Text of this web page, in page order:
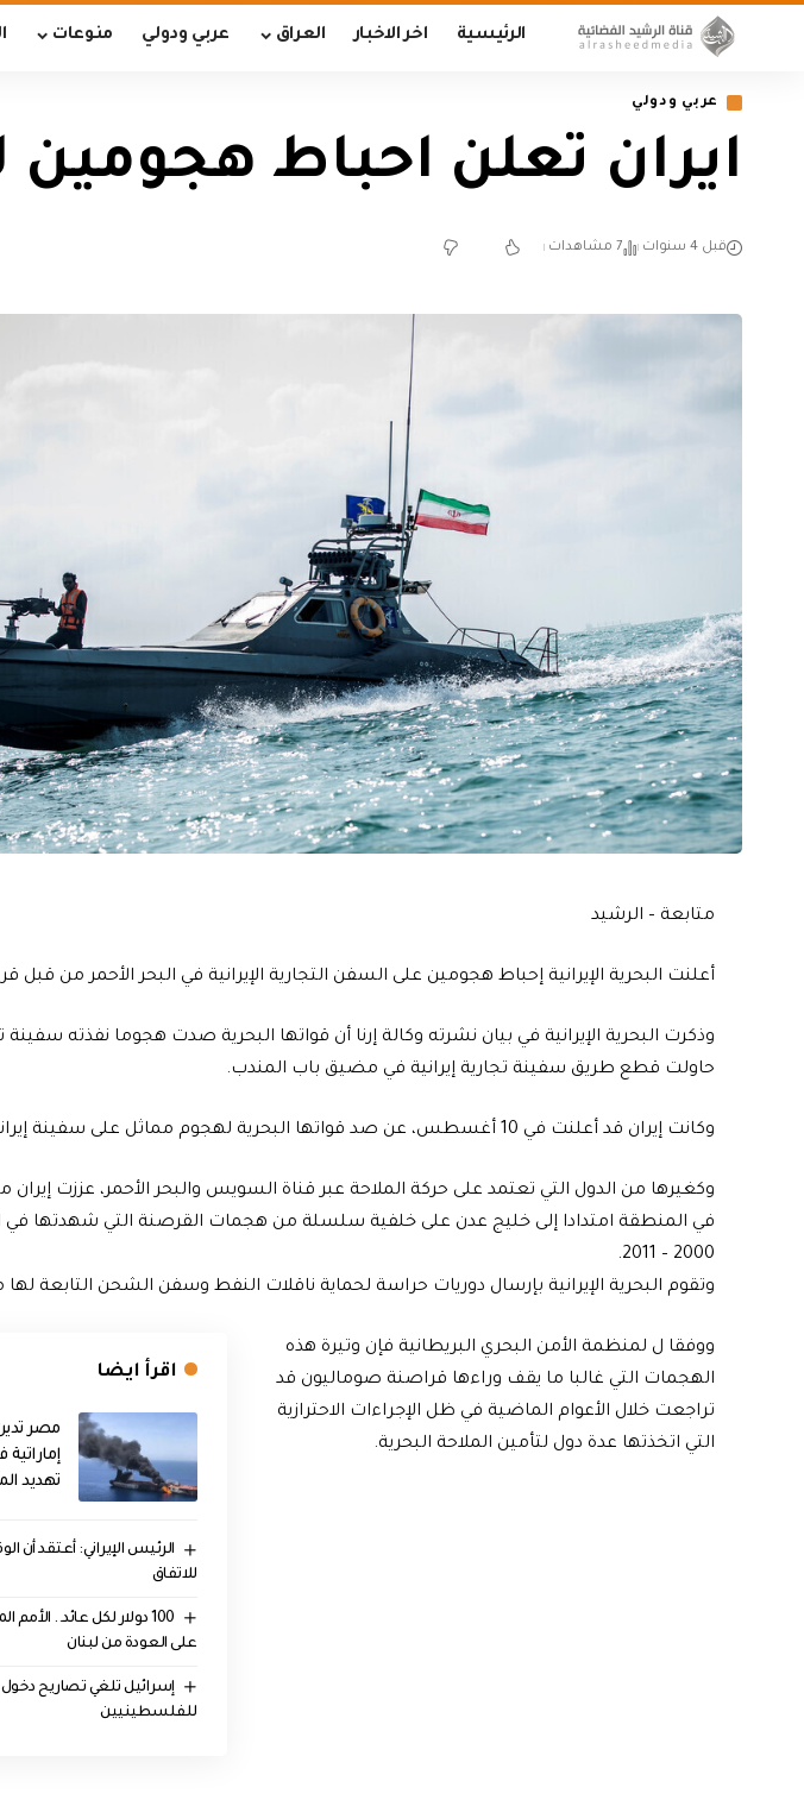
الرئيسية اخر الاخبار العراق عربي ودولي منوعات
عربي ودولي
ايران تعلن احباط
قبل 4 سنوات 7 مشاهدات
متابعة – الرشيد
أعلنت البحرية الإيرانية إحباط هجومين على السفن التجارية الإيرانية في البحر الأحمر من
حاولت قطع طريق سفينة تجارية إيرانية في مضيق باب المندب.
وكانت إيران قد أعلنت في 10 أغسطس، عن صد قواتها البحرية لهجوم مماثل على سفينة إيرانية في البحر الأحمر.
وكغيرها من الدول التي تعتمد على حركة الملاحة عبر قناة السويس والبحر الأحمر، عززت إيران
في المنطقة امتدادا إلى خليج عدن على خلفية سلسلة من هجمات القرصنة التي شهدتها في
2000 – 2011.
وتقوم البحرية الإيرانية بإرسال دوريات حراسة لحماية ناقلات النفط وسفن الشحن التابعة لها منذ
اقرأ ايضا
مصر
تهديد
الرئيس الإيراني: أعتقد أن
للاتفاق
100 دولار لكل عائد..
على العودة من لبنان
إسرائيل تلغي تصاريح
للفلسطينيين
ووفقا ل لمنظمة الأمن البحري البريطانية فإن وتيرة هذه
الهجمات التي غالبا ما يقف وراءها قراصنة صوماليون قد
تراجعت خلال الأعوام الماضية في ظل الإجراءات الاحترازية
التي اتخذتها عدة دول لتأمين الملاحة البحرية.